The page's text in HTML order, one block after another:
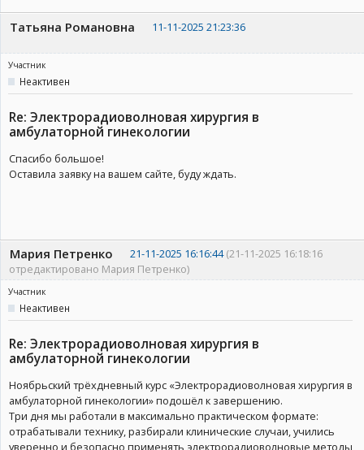
Татьяна Романовна 11-11-2025 21:23:36
Участник
Неактивен
Re: Электрорадиоволновая хирургия в
амбулаторной гинекологии
Спасибо большое!
Оставила заявку на вашем сайте, буду ждать.
Мария Петренко 21-11-2025 16:16:44 (21-11-2025 16:18:16
отредактировано Мария Петренко)
Участник
Неактивен
Re: Электрорадиоволновая хирургия в
амбулаторной гинекологии
Ноябрьский трёхдневный курс «Электрорадиоволновая хирургия в
амбулаторной гинекологии» подошёл к завершению.
Три дня мы работали в максимально практическом формате:
отрабатывали технику, разбирали клинические случаи, учились
уверенно и безопасно применять электрорадиоволновые методы